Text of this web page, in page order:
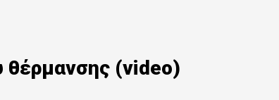
θέρμανσης (video)